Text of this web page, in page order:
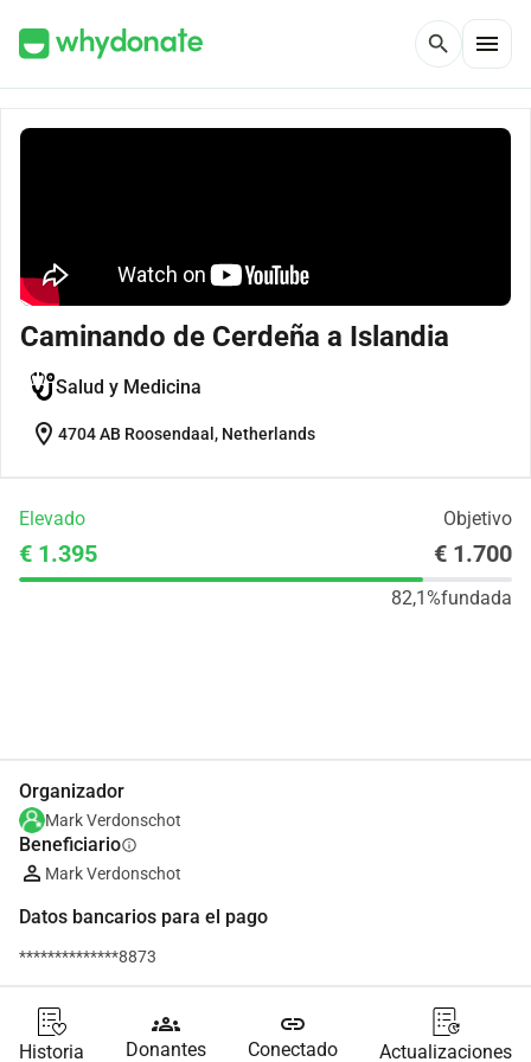
search menu
Caminando de Cerdeña a Islandia
Salud y Medicina
location_on 4704 AB Roosendaal, Netherlands
Elevado Objetivo
€ 1.395 € 1.700
82,1%fundada
Organizador
Mark Verdonschot
Beneficiarioinfo
Mark Verdonschot
Datos bancarios para el pago
**************8873
Historia
groups
Donantes
link
Conectado Actualizaciones